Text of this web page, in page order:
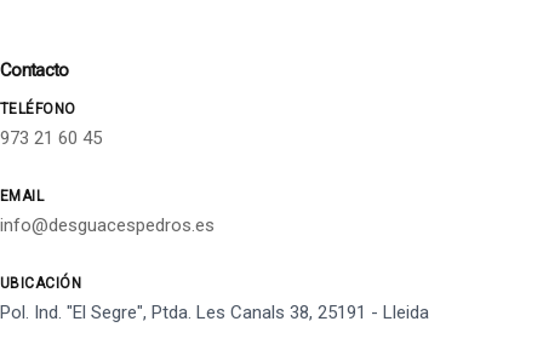
Contacto
TELÉFONO
973 21 60 45
EMAIL
info@desguacespedros.es
UBICACIÓN
Pol. Ind. "El Segre", Ptda. Les Canals 38, 25191 - Lleida